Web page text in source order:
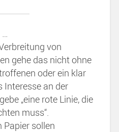
…
von
gehe das nicht ohne
oder ein klar
Interesse an der
„eine rote Linie, die
muss“.
Papier sollen